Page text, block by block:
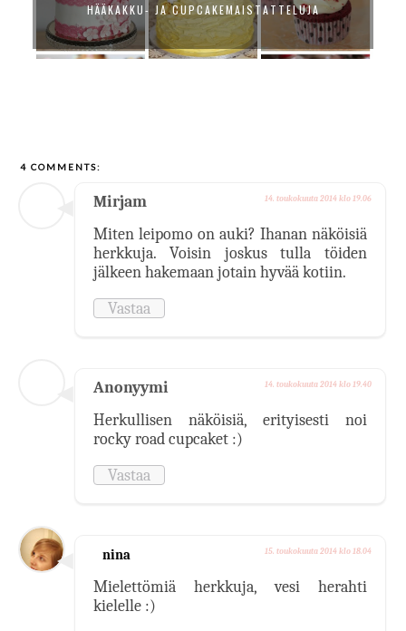
KELTAINEN OMBRE HÄÄKAKKU
4 COMMENTS:
Mirjam 14. toukokuuta 2014 klo 19.06
Miten leipomo on auki? Ihanan näköisiä
herkkuja. Voisin joskus tulla töiden
jälkeen hakemaan jotain hyvää kotiin.
Vastaa
Anonyymi 14. toukokuuta 2014 klo 19.40
Herkullisen näköisiä, erityisesti noi
rocky road cupcaket :)
Vastaa
nina 15. toukokuuta 2014 klo 18.04
Mielettömiä herkkuja, vesi herahti
kielelle :)